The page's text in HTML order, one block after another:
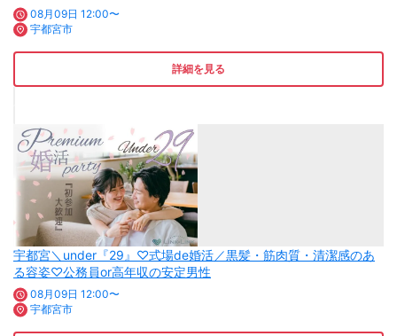
08月09日 12:00〜
宇都宮市
詳細を見る
宇都宮＼under『29』♡式場de婚活／黒髪・筋肉質・清潔感のあ
る容姿♡公務員or高年収の安定男性
08月09日 12:00〜
宇都宮市